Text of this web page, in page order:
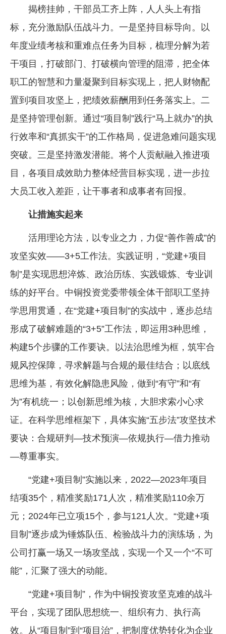
揭榜挂帅，干部员工齐上阵，人人头上有指
标，充分激励队伍战斗力。一是坚持目标导向。以
年度业绩考核和重难点任务为目标，梳理分解为若
干项目，打破部门、打破横向管理的阻滞，把全体
职工的智慧和力量凝聚到目标实现上，把人财物配
置到项目攻坚上，把绩效薪酬用到任务落实上。二
是坚持管理创新。通过“项目制”践行“马上就办”的执
行效率和“真抓实干”的工作格局，促进急难问题实现
突破。三是坚持激发潜能。将个人贡献融入推进项
目，各项目成效助力整体经营目标实现，进一步拉
大员工收入差距，让干事者和成事者有回报。
让措施实起来
活用理论方法，以专业之力，力促“善作善成”的
攻坚实效——3+5工作法。实践证明，“党建+项目
制”是实现思想淬炼、政治历练、实践锻炼、专业训
练的好平台。中铜投资党委带领全体干部职工坚持
学思用贯通，在“党建+项目制”的实战中，逐步总结
形成了破解难题的“3+5”工作法，即运用3种思维，
构建5个步骤的工作要诀。以法治思维为框，筑牢合
规风控保障，寻求解题与合规的最佳结合；以底线
思维为基，有效化解隐患风险，做到“有守”和“有
为”有机统一；以创新思维为核，大胆求索小心求
证。在科学思维框架下，具体实施“五步法”攻坚技术
要诀：合规研判—技术预演—依规执行—借力推动
—尊重事实。
“党建+项目制”实施以来，2022—2023年项目
结项35个，精准奖励171人次，精准奖励110余万
元；2024年已立项15个，参与121人次。“党建+项
目制”逐步成为锤炼队伍、检验战斗力的演练场，为
公司打赢一场又一场攻坚战，实现一个又一个“不可
能”，汇聚了强大的动能。
“党建+项目制”，作为中铜投资攻坚克难的战斗
平台，实现了团队思想统一、组织有力、执行高
效。从“项目制”到“项目治”，把制度优势转化为企业